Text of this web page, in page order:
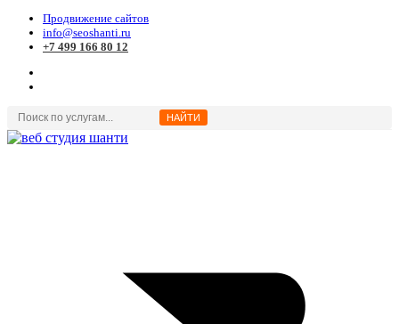
Продвижение сайтов
info@seoshanti.ru
+7 499 166 80 12